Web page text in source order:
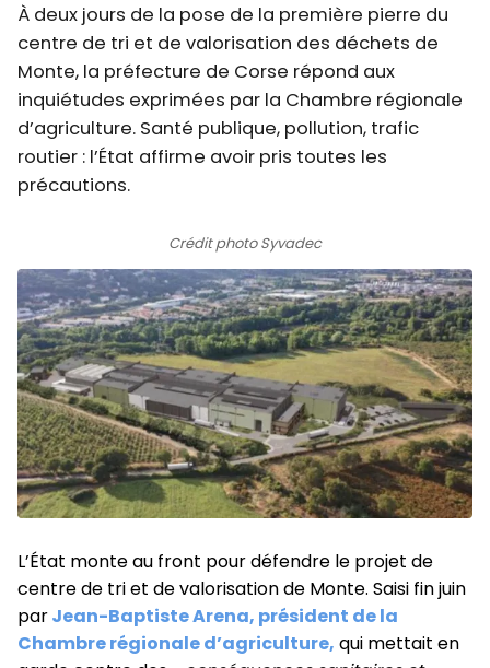
À deux jours de la pose de la première pierre du
centre de tri et de valorisation des déchets de
Monte, la préfecture de Corse répond aux
inquiétudes exprimées par la Chambre régionale
d’agriculture. Santé publique, pollution, trafic
routier : l’État affirme avoir pris toutes les
précautions.
Crédit photo Syvadec
L’État monte au front pour défendre le projet de
centre de tri et de valorisation de Monte. Saisi fin juin
parJean-Baptiste Arena, président de la
Chambre régionale d’agriculture, qui mettait en